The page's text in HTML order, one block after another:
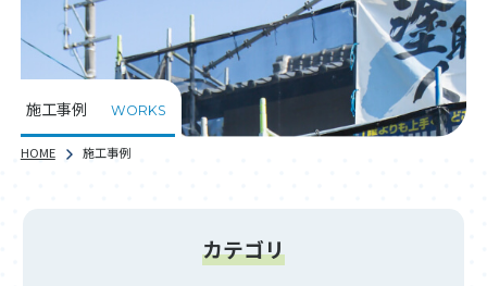
施工事例 WORKS
HOME 施工事例
カテゴリ